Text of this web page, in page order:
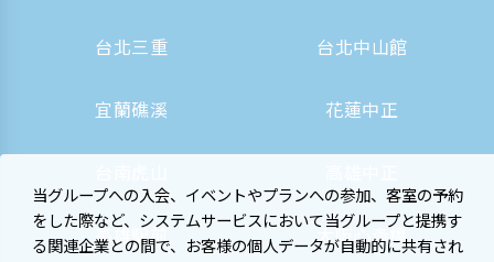
台北三重 台北中山館
宜蘭礁溪 花蓮中正
高雄駅前 大阪心斎橋
当グループへの入会、イベントやプランへの参加、客室の予約
をした際など、システムサービスにおいて当グループと提携す
る関連企業との間で、お客様の個人データが自動的に共有され